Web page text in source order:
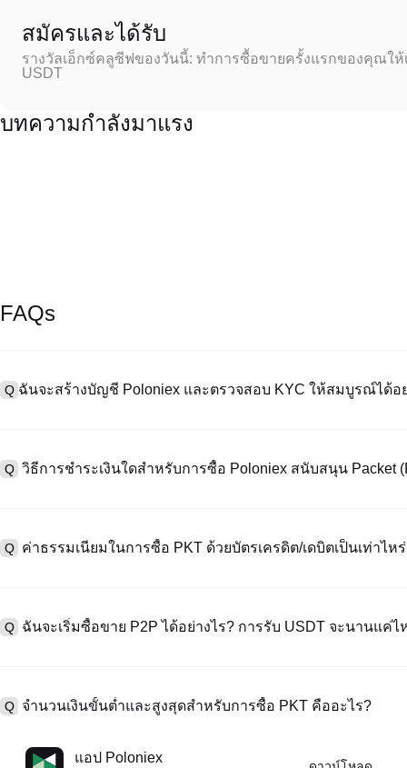
สมัครและได้รับ
รางวัลเอ็กซ์คลูซีฟของวันนี้: ทำการซื้อขายครั้งแรกของคุณใ
USDT
บทความกำลังมาแรง
FAQs
Q ฉันจะสร้างบัญชี Poloniex และตรวจสอบ KYC ให้สมบูรณ์ได้อ
"ความปลอดภัย" อัปโหลดเอกสาร Id ที่ถูกต้องของคุณ และถ่ายเซลฟี่เ
Q วิธีการชำระเงินใดสำหรับการซื้อ Poloniex สนับสนุน Packet
ซื้อขาย OTC สำหรับธุรกรรมขนาดใหญ่เกิน 100,000 USD พร้อมใบเสนอ
Q ค่าธรรมเนียมในการซื้อ PKT ด้วยบัตรเครดิต/เดบิตเป็นเท่าไห
การซื้อขายแบบสปอตมาตรฐาน (ต่ำถึง 0.05%) ใช้กับการซื้อขาย PKT/
Q ฉันจะเริ่มซื้อขาย P2P ได้อย่างไร? การรับ USDT จะนานแค่ไ
กับวิธีการชำระเงินและเวลาตอบสนองของผู้ขาย
Q จำนวนเงินขั้นต่ำและสูงสุดสำหรับการซื้อ PKT คืออะไร?
ขีดจำกัดขั้นต่ำและสูงสุดแตกต่างกันขึ้นอยู่กับวิธีการซื้อและระดับการ
แอป Poloniex